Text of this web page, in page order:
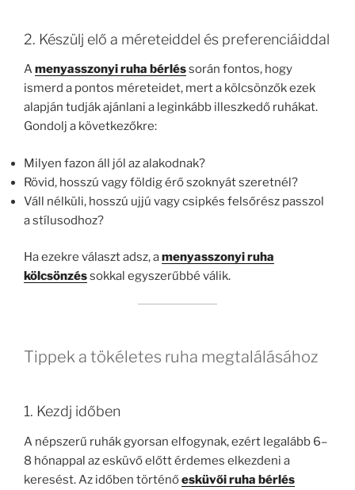
2. Készülj elő a méreteiddel és preferenciáiddal
Amenyasszonyi ruha bérléssorán fontos, hogy
ismerd a pontos méreteidet, mert a kölcsönzők ezek
alapján tudják ajánlani a leginkább illeszkedő ruhákat.
Gondolj a következőkre:
Milyen fazon áll jól az alakodnak?
Rövid, hosszú vagy földig érő szoknyát szeretnél?
Váll nélküli, hosszú ujjú vagy csipkés felsőrész passzol
a stílusodhoz?
Ha ezekre választ adsz, amenyasszonyi ruha
kölcsönzéssokkal egyszerűbbé válik.
Tippek a tökéletes ruha megtalálásához
1. Kezdj időben
A népszerű ruhák gyorsan elfogynak, ezért legalább 6–
8 hónappal az esküvő előtt érdemes elkezdeni a
keresést. Az időben történőesküvői ruha bérlés